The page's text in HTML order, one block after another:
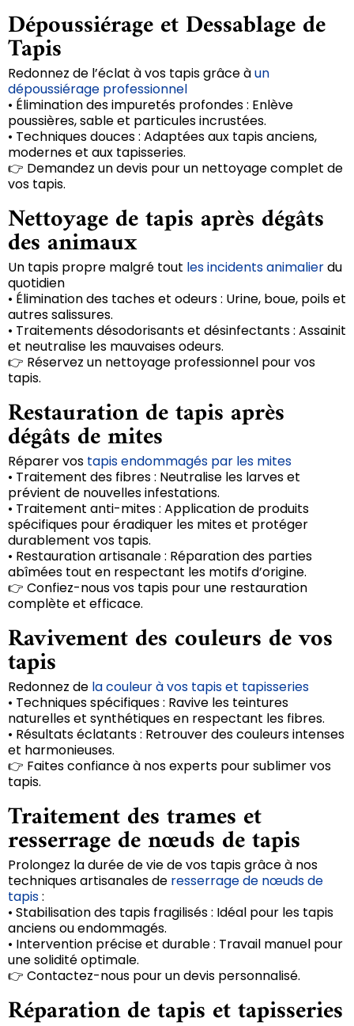
Dépoussiérage et Dessablage de
Tapis
Redonnez de l’éclat à vos tapis grâce àun
dépoussiérage professionnel
• Élimination des impuretés profondes : Enlève
poussières, sable et particules incrustées.
• Techniques douces : Adaptées aux tapis anciens,
modernes et aux tapisseries.
👉 Demandez un devis pour un nettoyage complet de
vos tapis.
Nettoyage de tapis après dégâts
des animaux
Un tapis propre malgré tout les incidents animalierdu
quotidien
• Élimination des taches et odeurs : Urine, boue, poils et
autres salissures.
• Traitements désodorisants et désinfectants : Assainit
et neutralise les mauvaises odeurs.
👉 Réservez un nettoyage professionnel pour vos
tapis.
Restauration de tapis après
dégâts de mites
Réparer vos tapis endommagés par les mites
• Traitement des fibres : Neutralise les larves et
prévient de nouvelles infestations.
• Traitement anti-mites : Application de produits
spécifiques pour éradiquer les mites et protéger
durablement vos tapis.
• Restauration artisanale : Réparation des parties
abîmées tout en respectant les motifs d’origine.
👉 Confiez-nous vos tapis pour une restauration
complète et efficace.
Ravivement des couleurs de vos
tapis
Redonnez de la couleur à vos tapis et tapisseries
• Techniques spécifiques : Ravive les teintures
naturelles et synthétiques en respectant les fibres.
• Résultats éclatants : Retrouver des couleurs intenses
et harmonieuses.
👉 Faites confiance à nos experts pour sublimer vos
tapis.
Traitement des trames et
resserrage de nœuds de tapis
Prolongez la durée de vie de vos tapis grâce à nos
techniques artisanales de resserrage de nœuds de
tapis:
• Stabilisation des tapis fragilisés : Idéal pour les tapis
anciens ou endommagés.
• Intervention précise et durable : Travail manuel pour
une solidité optimale.
👉 Contactez-nous pour un devis personnalisé.
Réparation de tapis et tapisseries